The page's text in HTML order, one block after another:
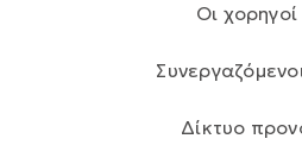
Οι
Δίκτυο